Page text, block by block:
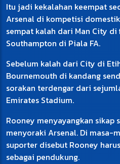
Itu jadi kekalahan keempat
Arsenal di kompetisi
sempat kalah dari Man City di
Southampton di Piala FA.
Sebelum kalah dari City di
Bournemouth di kandang
sorakan terdengar dari
Emirates Stadium.
Rooney menyayangkan sikap
menyoraki Arsenal. Di masa-
suporter disebut Rooney
sebagai pendukung.